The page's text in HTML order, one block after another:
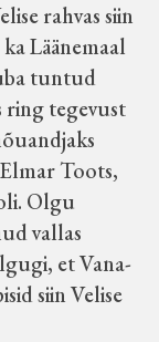
selts
rahvas siin
Läänemaal
tuntud
ring tegevust
Toots,
Olgu
vallas
et Vana-
siin Velise